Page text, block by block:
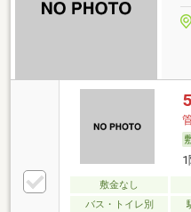
敷金なし
バス・トイレ別